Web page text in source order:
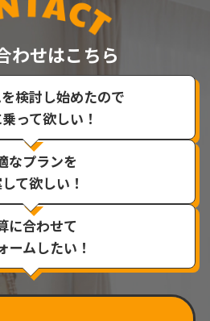
わせはこちら
検討し始めたので
って欲しい！
なプランを
て欲しい！
に合わせて
ームしたい！